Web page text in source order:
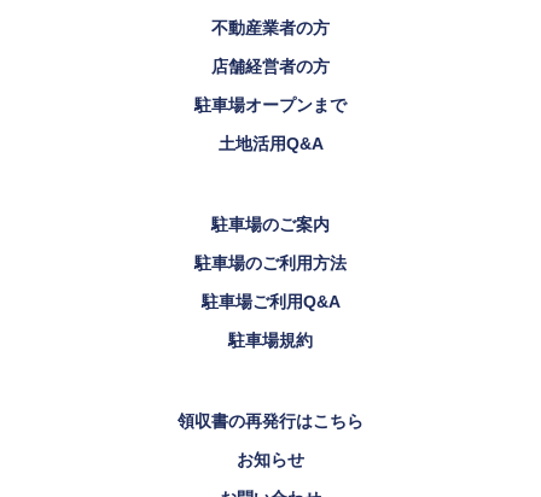
不動産業者の方
店舗経営者の方
駐車場オープンまで
土地活用Q&A
駐車場のご案内
駐車場のご利用方法
駐車場ご利用Q&A
駐車場規約
領収書の再発行はこちら
お知らせ